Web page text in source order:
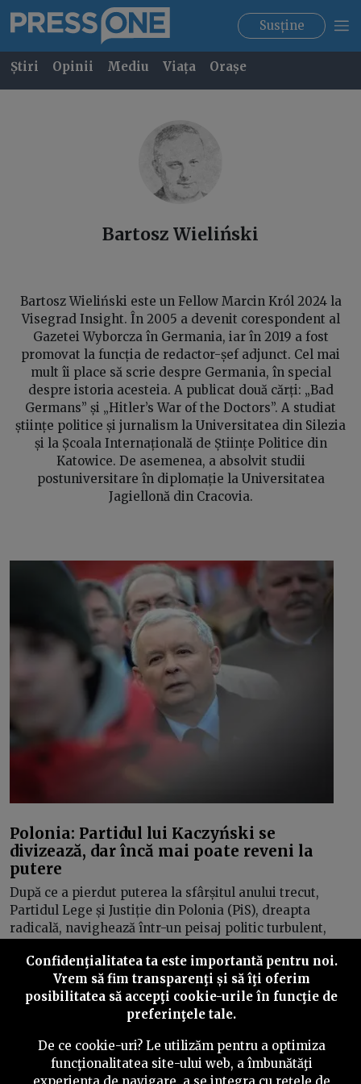
Susține
Știri Opinii Mediu Viața Orașe
Bartosz Wieliński
Bartosz Wieliński este un Fellow Marcin Król 2024 la
Visegrad Insight. În 2005 a devenit corespondent al
Gazetei Wyborcza în Germania, iar în 2019 a fost
promovat la funcția de redactor-șef adjunct. Cel mai
mult îi place să scrie despre Germania, în special
despre istoria acesteia. A publicat două cărți: „Bad
Germans” și „Hitler’s War of the Doctors”. A studiat
științe politice și jurnalism la Universitatea din Silezia
și la Școala Internațională de Științe Politice din
Katowice. De asemenea, a absolvit studii
postuniversitare în diplomație la Universitatea
Jagiellonă din Cracovia.
Polonia: Partidul lui Kaczyński se
divizează, dar încă mai poate reveni la
putere
După ce a pierdut puterea la sfârșitul anului trecut,
Partidul Lege și Justiție din Polonia (PiS), dreapta
radicală, navighează într-un peisaj politic turbulent,
dominația regională și o revizuire strategică înaintea
unor alegeri cruciale, reflectând un moment critic în
evoluția politică a țării.
Confidenţialitatea ta este importantă pentru noi.
Vrem să fim transparenţi și să îţi oferim
posibilitatea să accepţi cookie-urile în funcţie de
preferinţele tale.
De ce cookie-uri? Le utilizăm pentru a optimiza
funcţionalitatea site-ului web, a îmbunătăţi